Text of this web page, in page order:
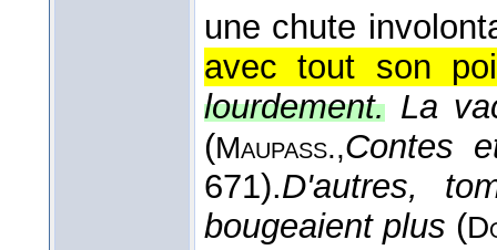
une chute
avec tout son
lourdement. La
(Maupass.,Contes
671).D'autres,
bougeaient plus (